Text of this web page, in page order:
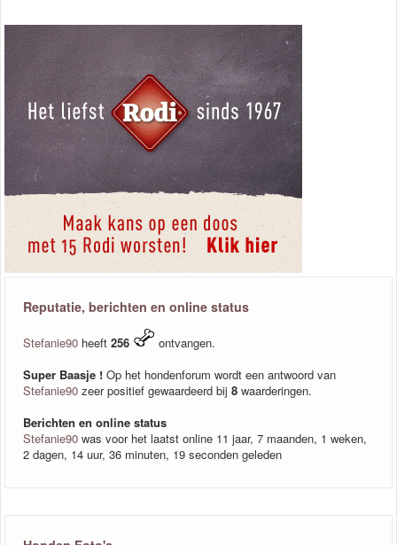
Reputatie, berichten en online status
Stefanie90 heeft 256
ontvangen.
Super Baasje ! Op het hondenforum wordt een antwoord van
Stefanie90 zeer positief gewaardeerd bij 8 waarderingen.
Berichten en online status
Stefanie90 was voor het laatst online 11 jaar, 7 maanden, 1 weken,
2 dagen, 14 uur, 36 minuten, 19 seconden geleden